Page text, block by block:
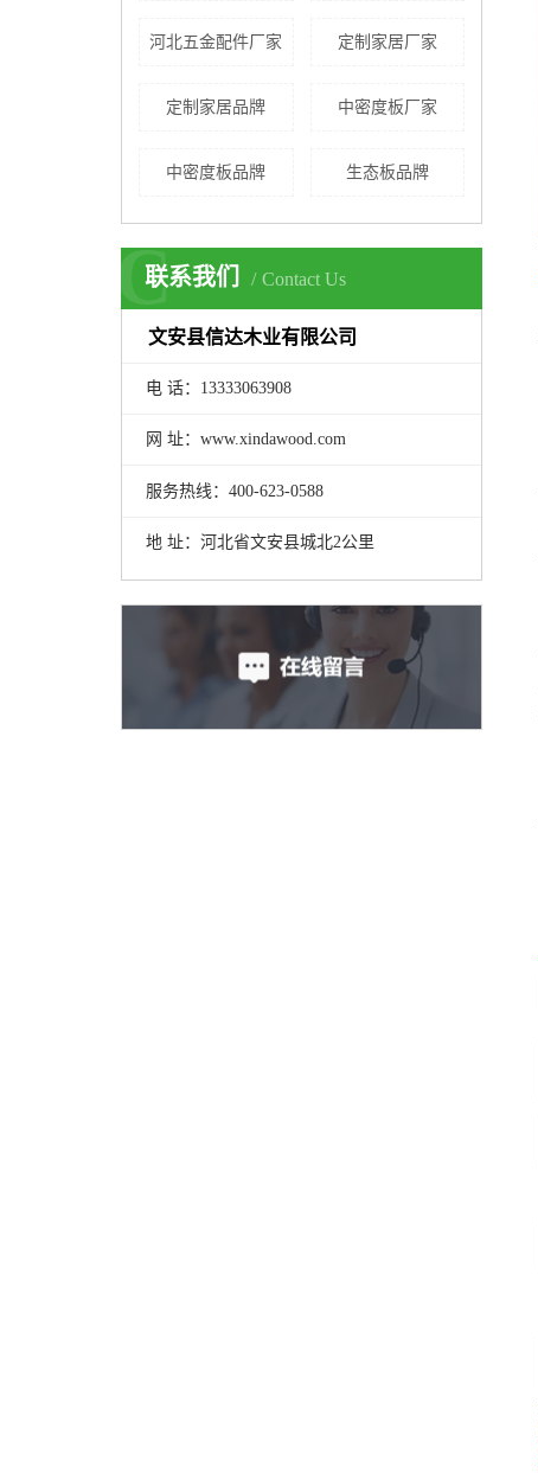
河北五金配件厂家 定制家居厂家
定制家居品牌 中密度板厂家
中密度板品牌 生态板品牌
联系我们 Contact Us
C
文安县信达木业有限公司
电 话：13333063908
网 址：www.xindawood.com
服务热线：400-623-0588
地 址：河北省文安县城北2公里